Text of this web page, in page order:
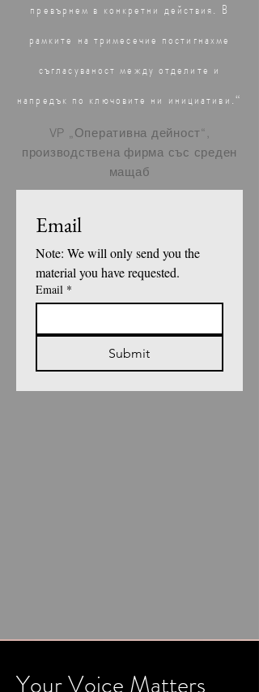
превърнем в конкретни действия. В
рамките на тримесечие постигнахме
съгласуваност между отделите и
напредък по ключовите ни инициативи.“
VP „Оперативна дейност“,
производствена фирма със среден
мащаб
Note: We will only send you the
material you have requested.
Email *
Submit
Your Voice Matters